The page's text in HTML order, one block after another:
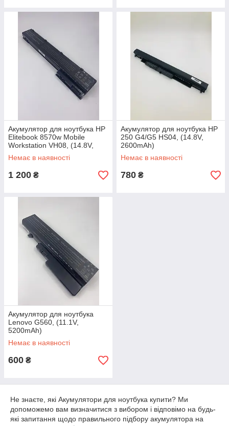
Акумулятор для ноутбука HP
Elitebook 8570w Mobile
Workstation VH08, (14.8V,
5200mAh)
Немає в наявності
1 200 ₴
Акумулятор для ноутбука HP
250 G4/G5 HS04, (14.8V,
2600mAh)
Немає в наявності
780 ₴
Акумулятор для ноутбука
Lenovo G560, (11.1V,
5200mAh)
Немає в наявності
600 ₴
Не знаєте, які Акумулятори для ноутбука купити? Ми
допоможемо вам визначитися з вибором і відповімо на будь-
які запитання щодо правильного підбору акумулятора на